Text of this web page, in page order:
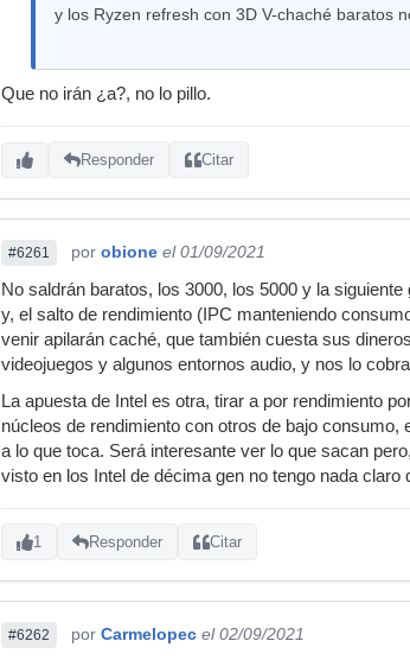
y los Ryzen refresh con 3D V-chaché baratos
Que no irán ¿a?, no lo pillo.
Responder Citar
#6261 por obione el 01/09/2021
No saldrán baratos, los 3000, los 5000 y la
y, el salto de rendimiento (IPC manteniendo
venir apilarán caché, que también cuesta sus
videojuegos y algunos entornos audio, y nos lo
La apuesta de Intel es otra, tirar a por rendimiento
núcleos de rendimiento con otros de bajo
a lo que toca. Será interesante ver lo que sacan
visto en los Intel de décima gen no tengo nada claro
1 Responder Citar
#6262 por Carmelopec el 02/09/2021